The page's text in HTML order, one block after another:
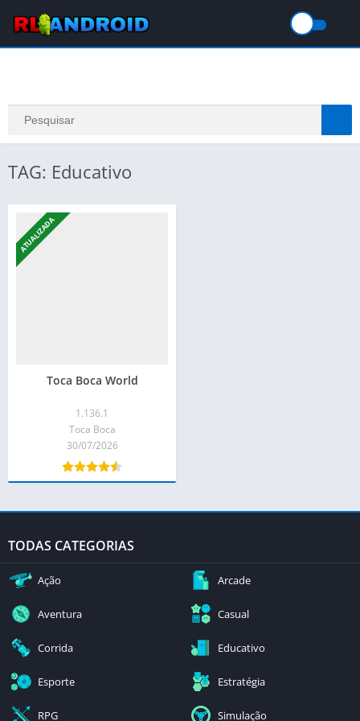
TAG: Educativo
ATUALIZADA
Toca Boca World
1.136.1
Toca Boca
30/07/2026
TODAS CATEGORIAS
Ação Arcade
Aventura Casual
Corrida Educativo
Esporte Estratégia
RPG Simulação